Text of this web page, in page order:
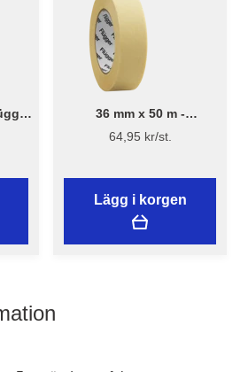
36 mm x 50 m -
Maskeringstejp - Flügger
64,95 kr/st.
Lägg i korgen